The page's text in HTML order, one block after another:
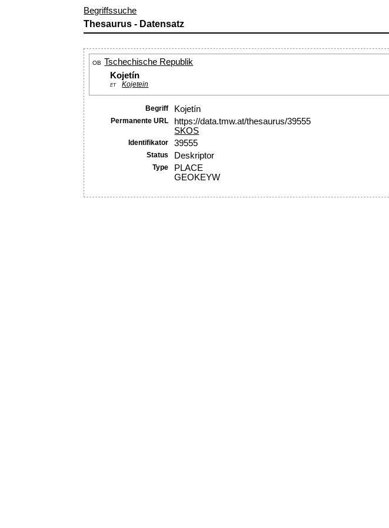
Begriffssuche
Thesaurus - Datensatz
OB Tschechische Republik
Kojetín
ET Kojetein
Begriff Kojetín
Permanente URL
https://data.tmw.at/thesaurus/39555
SKOS
Identifikator 39555
Status Deskriptor
Type
PLACE
GEOKEYW